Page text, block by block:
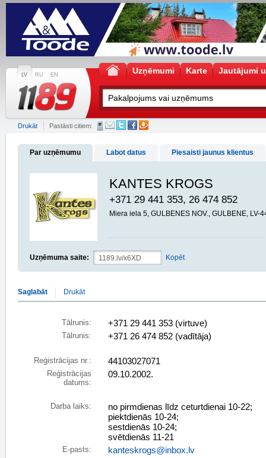
LV RU EN Uzņēmumi Karte Jautājumi
Drukāt Pastāsti citiem:
Par uzņēmumu Labot datus Piesaisti jaunus klientus
KANTES KROGS
+371 29 441 353, 26 474 852
Miera iela 5, GULBENES NOV., GULBENE, LV-
Uzņēmuma saite: Kopēt
Saglabāt Drukāt
Tālrunis: +371 29 441 353 (virtuve)
Tālrunis: +371 26 474 852 (vadītāja)
Reģistrācijas nr.: 44103027071
Reģistrācijas
datums:
09.10.2002.
Darba laiks:
no pirmdienas līdz ceturtdienai 10-22;
piektdienās 10-24;
sestdienās 10-24;
svētdienās 11-21
E-pasts: kanteskrogs@inbox.lv